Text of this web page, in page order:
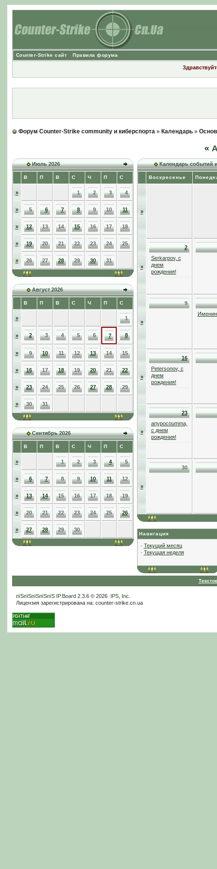
Counter-Strike сайт Правила форума
Форум Counter-Strike community и киберспорта» Календарь»
«
Июль 2026
В П В С Ч П С
» 1 2 3 4
» 5 6 7 8 9 10 11
» 12 13 14 15 16 17 18
» 19 20 21 22 23 24 25
» 26 27 28 29 30 31
Август 2026
В П В С Ч П С
» 1
» 2 3 4 5 6 7 8
» 9 10 11 12 13 14 15
» 16 17 18 19 20 21 22
» 23 24 25 26 27 28 29
» 30 31
Сентябрь 2026
В П В С Ч П С
» 1 2 3 4 5
» 6 7 8 9 10 11 12
» 13 14 15 16 17 18 19
» 20 21 22 23 24 25 26
» 27 28 29 30
Календарь событий
Воскресенье
»
»
2
Serkarpov, с
днем
рождения!
»
9
»
16
Petersonov, с
днем
рождения!
»
23
anypocoumma,
с днем
рождения!
»
30
Навигация
· Текущий месяц
· Текущая неделя
пїЅпїЅпїЅпїЅпїЅ IP.Board2.3.6 © 2026 IPS, Inc
Лицензия зарегистрирована на: counter-strike.cn.ua